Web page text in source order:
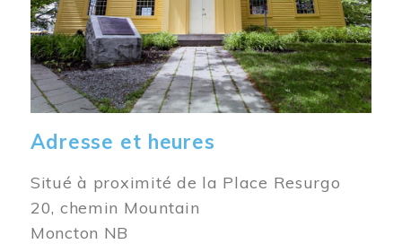
Adresse et heures
Situé à proximité de la Place Resurgo
20, chemin Mountain
Moncton NB